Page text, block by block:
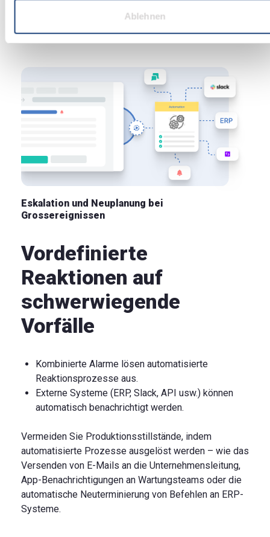
Ablehnen
Eskalation und Neuplanung bei
Grossereignissen
Vordefinierte
Reaktionen auf
schwerwiegende
Vorfälle
Kombinierte Alarme lösen automatisierte
Reaktionsprozesse aus.
Externe Systeme (ERP, Slack, API usw.) können
automatisch benachrichtigt werden.
Vermeiden Sie Produktionsstillstände, indem
automatisierte Prozesse ausgelöst werden – wie das
Versenden von E-Mails an die Unternehmensleitung,
App-Benachrichtigungen an Wartungsteams oder die
automatische Neuterminierung von Befehlen an ERP-
Systeme.